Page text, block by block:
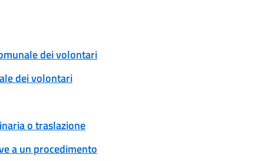
dei volontari
dei volontari
o traslazione
a un procedimento